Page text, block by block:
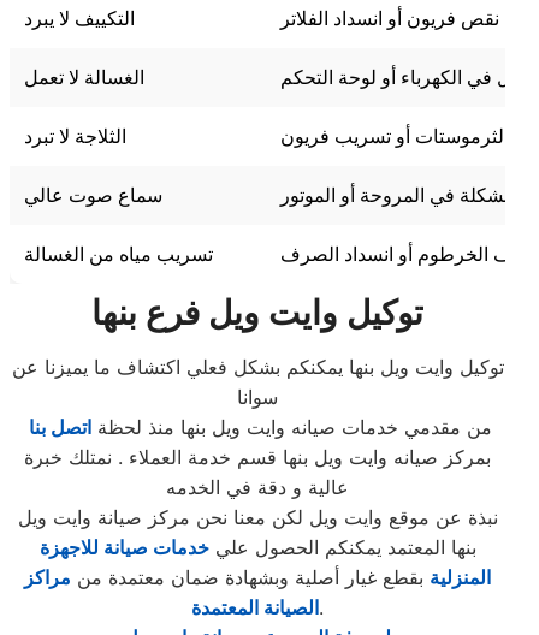
التكييف لا يبرد نقص فريون أو انسداد الفلاتر
الغسالة لا تعمل عطل في الكهرباء أو لوحة التحكم
الثلاجة لا تبرد الثرموستات أو تسريب فريون
سماع صوت عالي مشكلة في المروحة أو الموتور
تسريب مياه من الغسالة تلف الخرطوم أو انسداد الصرف
توكيل وايت ويل فرع بنها
توكيل وايت ويل بنها يمكنكم بشكل فعلي اكتشاف ما يميزنا عن
سوانا
من مقدمي خدمات صيانه وايت ويل بنها منذ لحظة اتصل بنا
بمركز صيانه وايت ويل بنها قسم خدمة العملاء . نمتلك خبرة
عالية و دقة في الخدمه
نبذة عن موقع وايت ويل لكن معنا نحن مركز صيانة وايت ويل
بنها المعتمد يمكنكم الحصول عليخدمات صيانة للاجهزة
المنزلية بقطع غيار أصلية وبشهادة ضمان معتمدة من مراكز
الصيانة المعتمدة.